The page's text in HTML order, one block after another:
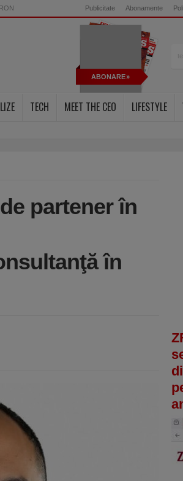
Publicitate Abonamente
ABONARE
TECH MEET THE CEO LIFESTYLE
partener în
în